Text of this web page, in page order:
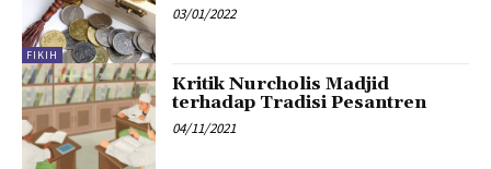
FIKIH
03/01/2022
Kritik Nurcholis Madjid
terhadap Tradisi Pesantren
04/11/2021